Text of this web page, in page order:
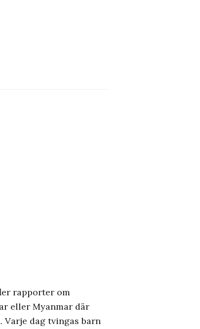
rapporter om
eller Myanmar där
Varje dag tvingas barn